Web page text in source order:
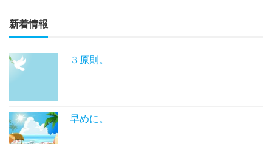
新着情報
３原則。
早めに。